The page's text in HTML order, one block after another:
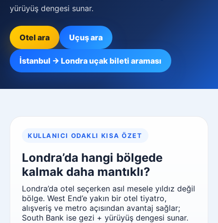
yürüyüş dengesi sunar.
Otel ara Uçuş ara
İstanbul → Londra uçak bileti araması
KULLANICI ODAKLI KISA ÖZET
Londra’da hangi bölgede
kalmak daha mantıklı?
Londra’da otel seçerken asıl mesele yıldız değil
bölge. West End’e yakın bir otel tiyatro,
alışveriş ve metro açısından avantaj sağlar;
South Bank ise gezi + yürüyüş dengesi sunar.